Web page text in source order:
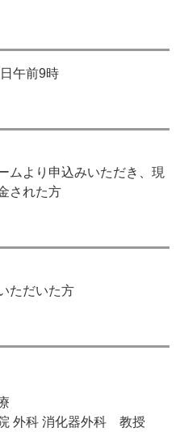
午前9時
ムより申込みいただき、現
された方
ただいた方
外科 消化器外科 教授